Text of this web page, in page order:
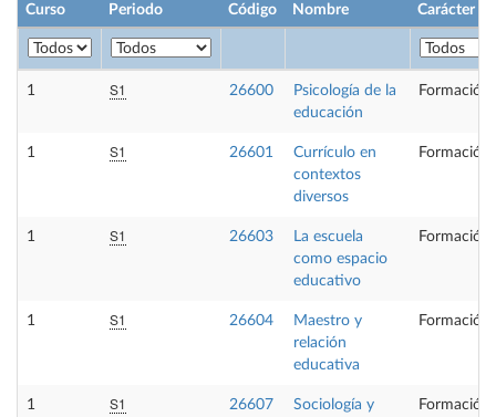
Curso Periodo Código Nombre Carácter
1 S1 26600
Psicología de la
educación
Formación
1 S1 26601
Currículo en
contextos
diversos
Formación
1 S1 26603
La escuela
como espacio
educativo
Formación
1 S1 26604
Maestro y
relación
educativa
Formación
1 S1 26607
Sociología y
Formación